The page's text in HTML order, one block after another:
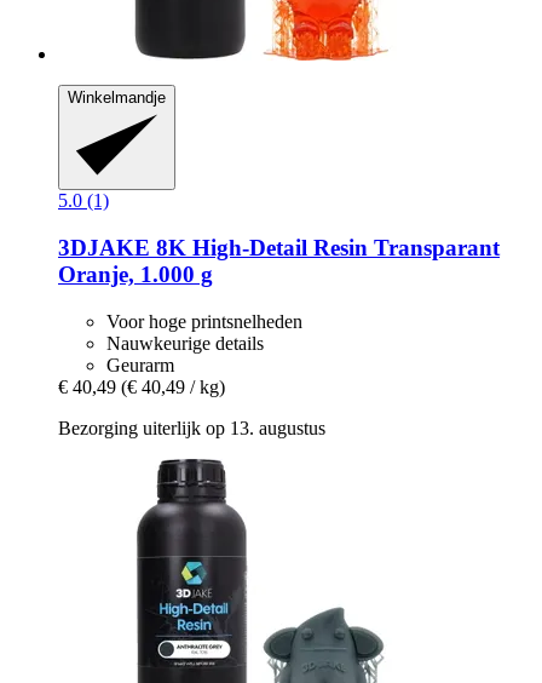
Winkelmandje
5.0 (1)
3DJAKE 8K High-​Detail Resin Transparant
Oranje, 1.000 g
Voor hoge printsnelheden
Nauwkeurige details
Geurarm
€ 40,49 (€ 40,49 / kg)
Bezorging uiterlijk op 13. augustus